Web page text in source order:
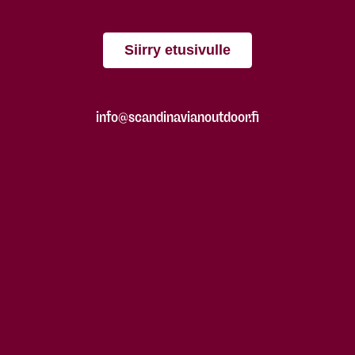
Siirry etusivulle
info@scandinavianoutdoor.fi